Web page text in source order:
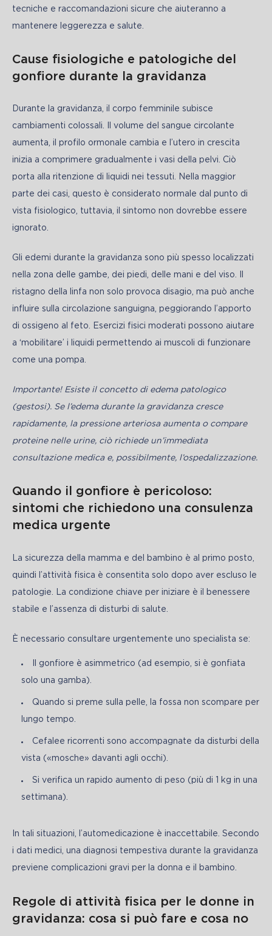
tecniche e raccomandazioni sicure che aiuteranno a
mantenere leggerezza e salute.
Cause fisiologiche e patologiche del
gonfiore durante la gravidanza
Durante la gravidanza, il corpo femminile subisce
cambiamenti colossali. Il volume del sangue circolante
aumenta, il profilo ormonale cambia e l’utero in crescita
inizia a comprimere gradualmente i vasi della pelvi. Ciò
porta alla ritenzione di liquidi nei tessuti. Nella maggior
parte dei casi, questo è considerato normale dal punto di
vista fisiologico, tuttavia, il sintomo non dovrebbe essere
ignorato.
Gli edemi durante la gravidanza sono più spesso localizzati
nella zona delle gambe, dei piedi, delle mani e del viso. Il
ristagno della linfa non solo provoca disagio, ma può anche
influire sulla circolazione sanguigna, peggiorando l’apporto
di ossigeno al feto. Esercizi fisici moderati possono aiutare
a ‘mobilitare’ i liquidi permettendo ai muscoli di funzionare
come una pompa.
Importante! Esiste il concetto di edema patologico
(gestosi). Se l’edema durante la gravidanza cresce
rapidamente, la pressione arteriosa aumenta o compare
proteine nelle urine, ciò richiede un’immediata
consultazione medica e, possibilmente, l’ospedalizzazione.
Quando il gonfiore è pericoloso:
sintomi che richiedono una consulenza
medica urgente
La sicurezza della mamma e del bambino è al primo posto,
quindi l’attività fisica è consentita solo dopo aver escluso le
patologie. La condizione chiave per iniziare è il benessere
stabile e l’assenza di disturbi di salute.
È necessario consultare urgentemente uno specialista se:
Il gonfiore è asimmetrico (ad esempio, si è gonfiata
solo una gamba).
Quando si preme sulla pelle, la fossa non scompare per
lungo tempo.
Cefalee ricorrenti sono accompagnate da disturbi della
vista («mosche» davanti agli occhi).
Si verifica un rapido aumento di peso (più di 1 kg in una
settimana).
In tali situazioni, l’automedicazione è inaccettabile. Secondo
i dati medici, una diagnosi tempestiva durante la gravidanza
previene complicazioni gravi per la donna e il bambino.
Regole di attività fisica per le donne in
gravidanza: cosa si può fare e cosa no